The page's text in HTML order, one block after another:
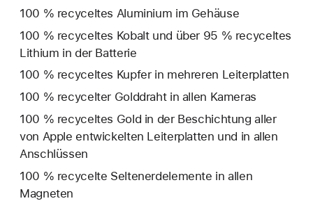
100 % recyceltes Aluminium im Gehäuse
100 % recyceltes Kobalt und über 95 % recyceltes
Lithium in der Batterie
100 % recyceltes Kupfer in mehreren Leiterplatten
100 % recycelter Golddraht in allen Kameras
100 % recyceltes Gold in der Beschichtung aller
von Apple entwickelten Leiterplatten und in allen
Anschlüssen
100 % recycelte Seltenerd­elemente in allen
Magneten